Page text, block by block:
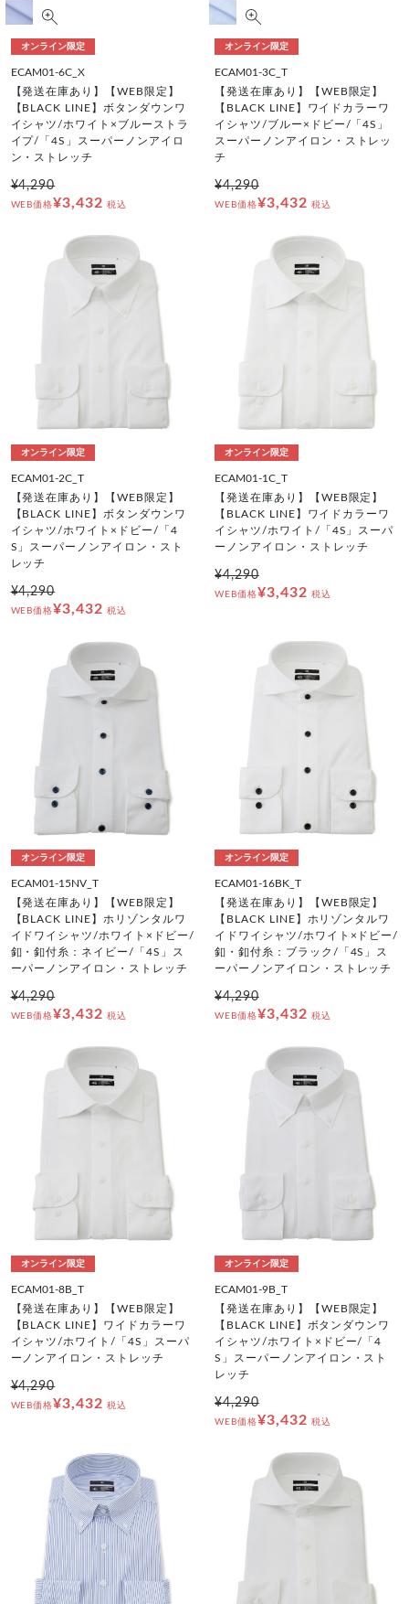
オンライン限定
ECAM01-6C_X
【発送在庫あり】【WEB限定】
【BLACK LINE】ボタンダウンワ
イシャツ/ホワイト×ブルーストラ
イプ/「4S」スーパーノンアイロ
ン・ストレッチ
¥4,290
WEB価格¥3,432 税込
オンライン限定
ECAM01-3C_T
【発送在庫あり】【WEB限定】
【BLACK LINE】ワイドカラーワ
イシャツ/ブルー×ドビー/「4S」
スーパーノンアイロン・ストレッ
チ
¥4,290
WEB価格¥3,432 税込
オンライン限定
ECAM01-2C_T
【発送在庫あり】【WEB限定】
【BLACK LINE】ボタンダウンワ
イシャツ/ホワイト×ドビー/「4
S」スーパーノンアイロン・スト
レッチ
¥4,290
WEB価格¥3,432 税込
オンライン限定
ECAM01-1C_T
【発送在庫あり】【WEB限定】
【BLACK LINE】ワイドカラーワ
イシャツ/ホワイト/「4S」スーパ
ーノンアイロン・ストレッチ
¥4,290
WEB価格¥3,432 税込
オンライン限定
ECAM01-15NV_T
【発送在庫あり】【WEB限定】
【BLACK LINE】ホリゾンタルワ
イドワイシャツ/ホワイト×ドビー/
釦・釦付糸：ネイビー/「4S」ス
ーパーノンアイロン・ストレッチ
¥4,290
WEB価格¥3,432 税込
オンライン限定
ECAM01-16BK_T
【発送在庫あり】【WEB限定】
【BLACK LINE】ホリゾンタルワ
イドワイシャツ/ホワイト×ドビー/
釦・釦付糸：ブラック/「4S」ス
ーパーノンアイロン・ストレッチ
¥4,290
WEB価格¥3,432 税込
オンライン限定
ECAM01-8B_T
【発送在庫あり】【WEB限定】
【BLACK LINE】ワイドカラーワ
イシャツ/ホワイト/「4S」スーパ
ーノンアイロン・ストレッチ
¥4,290
WEB価格¥3,432 税込
オンライン限定
ECAM01-9B_T
【発送在庫あり】【WEB限定】
【BLACK LINE】ボタンダウンワ
イシャツ/ホワイト×ドビー/「4
S」スーパーノンアイロン・スト
レッチ
¥4,290
WEB価格¥3,432 税込